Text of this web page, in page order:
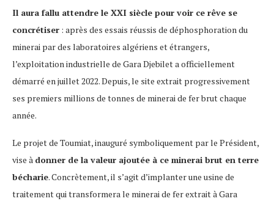
Il aura fallu attendre le XXI siècle pour voir ce rêve se
concrétiser : après des essais réussis de déphosphoration du
minerai par des laboratoires algériens et étrangers,
l’exploitation industrielle de Gara Djebilet a officiellement
démarré en juillet 2022​. Depuis, le site extrait progressivement
ses premiers millions de tonnes de minerai de fer brut chaque
année.
Le projet de Toumiat, inauguré symboliquement par le Président,
vise à donner de la valeur ajoutée à ce minerai brut en terre
bécharie. Concrètement, il s’agit d’implanter une usine de
traitement qui transformera le minerai de fer extrait à Gara